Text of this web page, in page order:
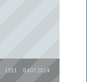
04.07.2024
1351